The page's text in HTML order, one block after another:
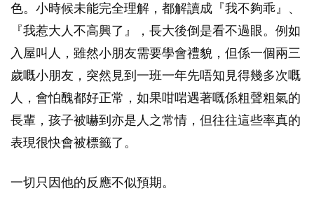
色。小時候未能完全理解，都解讀成『我不夠乖』、
『我惹大人不高興了』，長大後倒是看不過眼。例如
入屋叫人，雖然小朋友需要學會禮貌，但係一個兩三
歲嘅小朋友，突然見到一班一年先唔知見得幾多次嘅
人，會怕醜都好正常，如果咁啱遇著嘅係粗聲粗氣的
長輩，孩子被嚇到亦是人之常情，但往往這些率真的
表現很快會被標籤了。
一切只因他的反應不似預期。